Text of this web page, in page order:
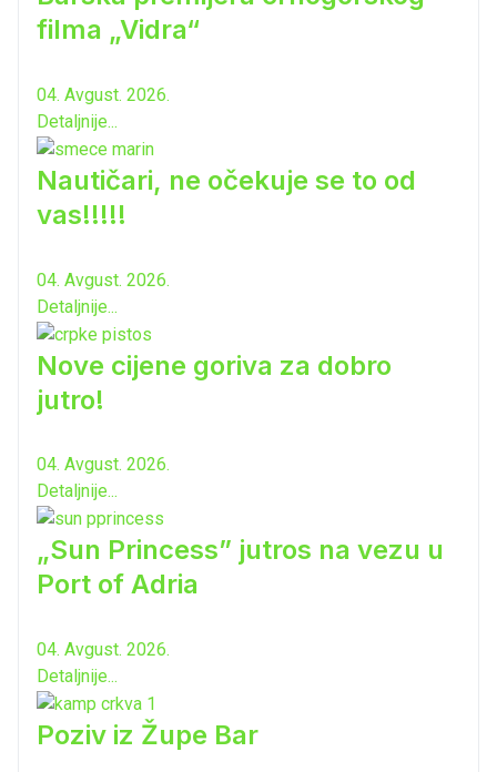
filma „Vidra“
04. Avgust. 2026.
Detaljnije...
Nautičari, ne očekuje se to od
vas!!!!!
04. Avgust. 2026.
Detaljnije...
Nove cijene goriva za dobro
jutro!
04. Avgust. 2026.
Detaljnije...
„Sun Princess” jutros na vezu u
Port of Adria
04. Avgust. 2026.
Detaljnije...
Poziv iz Župe Bar